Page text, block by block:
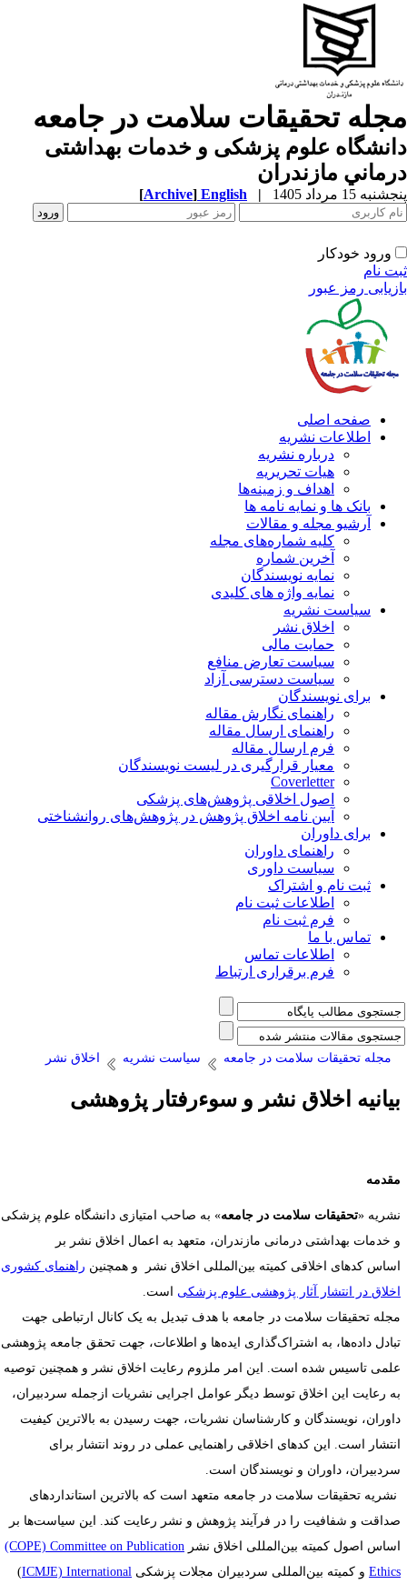
تحقیقات سلامت در جامعه
علوم پزشكی و خدمات بهداشتی
مازندران
15 مرداد 1405 |
English
[Archive]
ورود خودکار
نام
رمز عبور
صفحه اصلی
اطلاعات نشریه
درباره نشریه
هیات تحریریه
اهداف و زمینه‌ها
بانک ها و نمایه نامه ها
آرشیو مجله و مقالات
کلیه شماره‌های مجله
آخرین شماره
نمایه نویسندگان
نمایه واژه های کلیدی
سیاست نشریه
اخلاق نشر
حمایت مالی
سیاست تعارض منافع
سیاست دسترسی آزاد
برای نویسندگان
راهنمای نگارش مقاله
راهنمای ارسال مقاله
فرم ارسال مقاله
معیار قرارگیری در لیست نویسندگان
Coverletter
اصول اخلاقی پژوهش‌های پزشکی
آیین نامه اخلاق پژوهش در پژوهش‌های روانشناختی
برای داوران
راهنمای داوران
سیاست داوری
ثبت نام و اشتراک
اطلاعات ثبت نام
فرم ثبت نام
تماس با ما
اطلاعات تماس
فرم برقراری ارتباط
مجله تحقیقات سلامت در جامعه سیاست نشریه اخلاق نشر
اخلاق نشر و سوءرفتار پژوهشی
« تحقیقات سلامت در جامعه» به صاحب امتیازی دانشگاه علوم پزشکی
خدمات بهداشتی درمانی مازندران، متعهد به اعمال اخلاق نشر بر
کدهای اخلاقی کمیته بین‌المللی اخلاق نشر و همچنین راهنمای کشوری
در انتشار آثار پژوهشی علوم پزشکی است.
تحقیقات سلامت در جامعه با هدف تبدیل به یک کانال ارتباطی جهت
داده‌ها، به اشتراک‌گذاری ایده‌ها و اطلاعات، جهت تحقق جامعه پژوهشی
تاسیس شده است. این امر ملزوم رعایت اخلاق نشر و همچنین توصیه
رعایت این اخلاق توسط دیگر عوامل اجرایی نشریات از‌جمله سردبیران،
نویسندگان و کارشناسان نشریات، جهت رسیدن به بالاترین کیفیت
است. این کدهای اخلاقی راهنمایی عملی در روند انتشار برای
داوران و نویسندگان است.
نشریه تحقیقات سلامت در جامعه متعهد است که بالاترین استانداردهای
و شفافیت را در فرآیند پژوهش و نشر رعایت کند. این سیاست‌ها بر
اصول کمیته بین‌المللی اخلاق نشر(COPE) Committee on Publication
و کمیته بین‌المللی سردبیران مجلات پزشکی (ICMJE) International